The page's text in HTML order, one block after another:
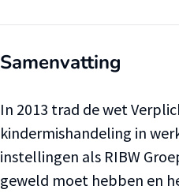
Samenvatting
In 2013 trad de wet
kindermishandeling in
instellingen als RIBW
geweld moet hebben en